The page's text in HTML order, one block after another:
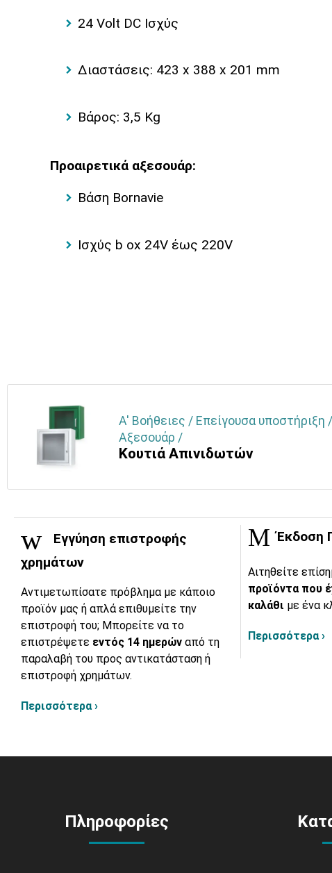
24 Volt DC Ισχύς
Διαστάσεις: 423 x 388 x 201 mm
Βάρος: 3,5 Kg
Προαιρετικά αξεσουάρ:
Βάση Bornavie
Ισχύς b ox 24V έως 220V
Α' Βοήθειες / Επείγουσα υποστήριξη
Αξεσουάρ /
Κουτιά Απινιδωτών
Εγγύηση επιστροφής
χρημάτων
Αντιμετωπίσατε πρόβλημα με κάποιο
προϊόν μας ή απλά επιθυμείτε την
επιστροφή του; Μπορείτε να το
επιστρέψετε εντός 14 ημερών από τη
παραλαβή του προς αντικατάσταση ή
επιστροφή χρημάτων.
Περισσότερα ›
Έκδοση
Αιτηθείτε
προϊόντα που
καλάθι με ένα
Περισσότερα ›
Πληροφορίες